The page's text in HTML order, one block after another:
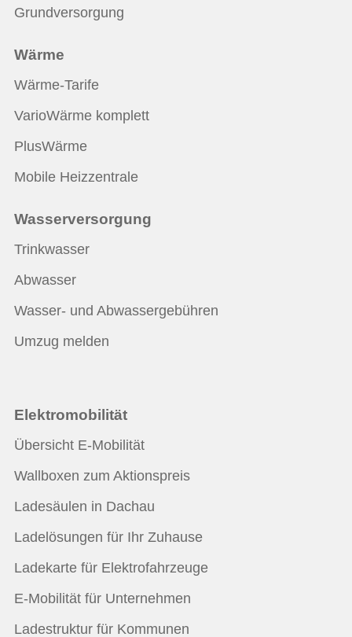
Grundversorgung
Wärme
Wärme-Tarife
VarioWärme komplett
PlusWärme
Mobile Heizzentrale
Wasserversorgung
Trinkwasser
Abwasser
Wasser- und Abwassergebühren
Umzug melden
Elektromobilität
Übersicht E-Mobilität
Wallboxen zum Aktionspreis
Ladesäulen in Dachau
Ladelösungen für Ihr Zuhause
Ladekarte für Elektrofahrzeuge
E-Mobilität für Unternehmen
Ladestruktur für Kommunen